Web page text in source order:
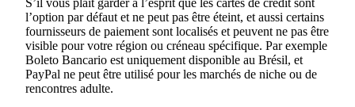
S’il vous plaît garder à l’esprit que les cartes de crédit sont
l’option par défaut et ne peut pas être éteint, et aussi certains
fournisseurs de paiement sont localisés et peuvent ne pas être
visible pour votre région ou créneau spécifique. Par exemple
Boleto Bancario est uniquement disponible au Brésil, et
PayPal ne peut être utilisé pour les marchés de niche ou de
rencontres adulte.